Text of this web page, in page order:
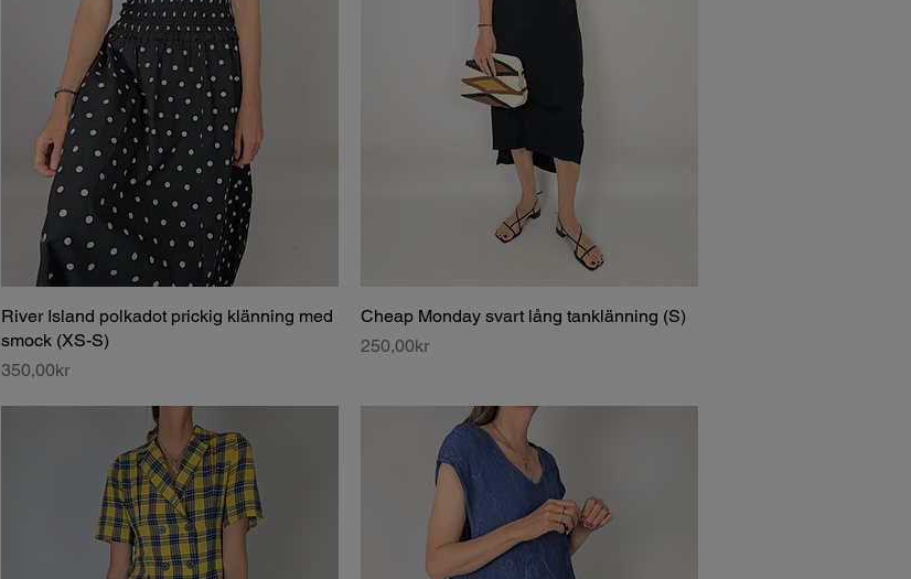
River Island polkadot prickig klänning med
smock (XS-S)
Price
350,00kr
Cheap Monday svart lång tanklänning (S)
Price
250,00kr